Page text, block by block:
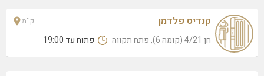
קנדיס פלדמן
חן 4/21 (קומה 6), פתח תקווה פתוח עד 19:00
ק''מ